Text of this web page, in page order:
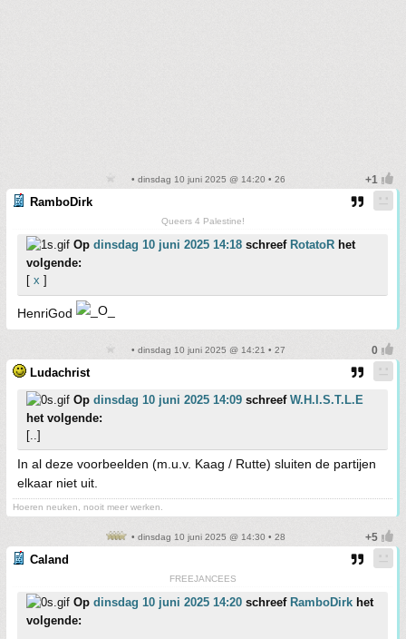
• dinsdag 10 juni 2025 @ 14:20 • 26
RamboDirk
Queers 4 Palestine!
Op dinsdag 10 juni 2025 14:18 schreef RotatoR het
volgende:
[ x ]
HenriGod
• dinsdag 10 juni 2025 @ 14:21 • 27
Ludachrist
Op dinsdag 10 juni 2025 14:09 schreef W.H.I.S.T.L.E
het volgende:
[..]
In al deze voorbeelden (m.u.v. Kaag / Rutte) sluiten de partijen
elkaar niet uit.
Hoeren neuken, nooit meer werken.
• dinsdag 10 juni 2025 @ 14:30 • 28
Caland
FREEJANCEES
Op dinsdag 10 juni 2025 14:20 schreef RamboDirk het
volgende: